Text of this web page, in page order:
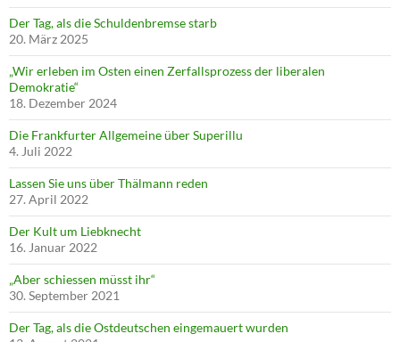
Der Tag, als die Schuldenbremse starb
20. März 2025
„Wir erleben im Osten einen Zerfallsprozess der liberalen
Demokratie“
18. Dezember 2024
Die Frankfurter Allgemeine über Superillu
4. Juli 2022
Lassen Sie uns über Thälmann reden
27. April 2022
Der Kult um Liebknecht
16. Januar 2022
„Aber schiessen müsst ihr“
30. September 2021
Der Tag, als die Ostdeutschen eingemauert wurden